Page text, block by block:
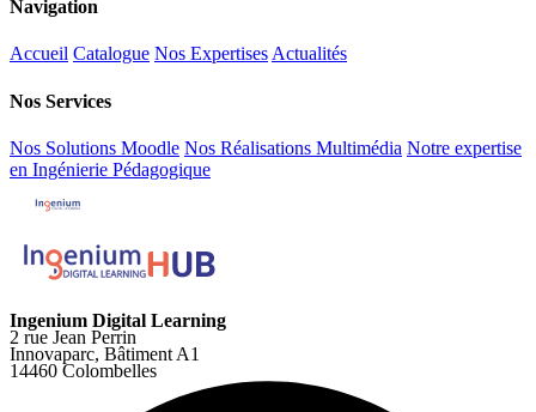
Navigation
Accueil Catalogue Nos Expertises Actualités
Nos Services
Nos Solutions Moodle Nos Réalisations Multimédia Notre expertise
en Ingénierie Pédagogique
Ingenium Digital Learning
2 rue Jean Perrin
Innovaparc, Bâtiment A1
14460 Colombelles